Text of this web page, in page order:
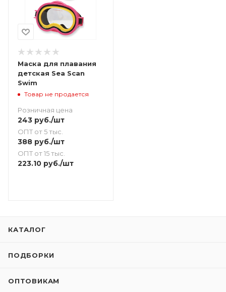
Маска для плавания
детская Sea Scan
Swim
Товар не продается
Розничная цена
243 руб./шт
ОПТ от 5 тыс.
388 руб./шт
ОПТ от 15 тыс.
223.10 руб./шт
КАТАЛОГ
ПОДБОРКИ
ОПТОВИКАМ